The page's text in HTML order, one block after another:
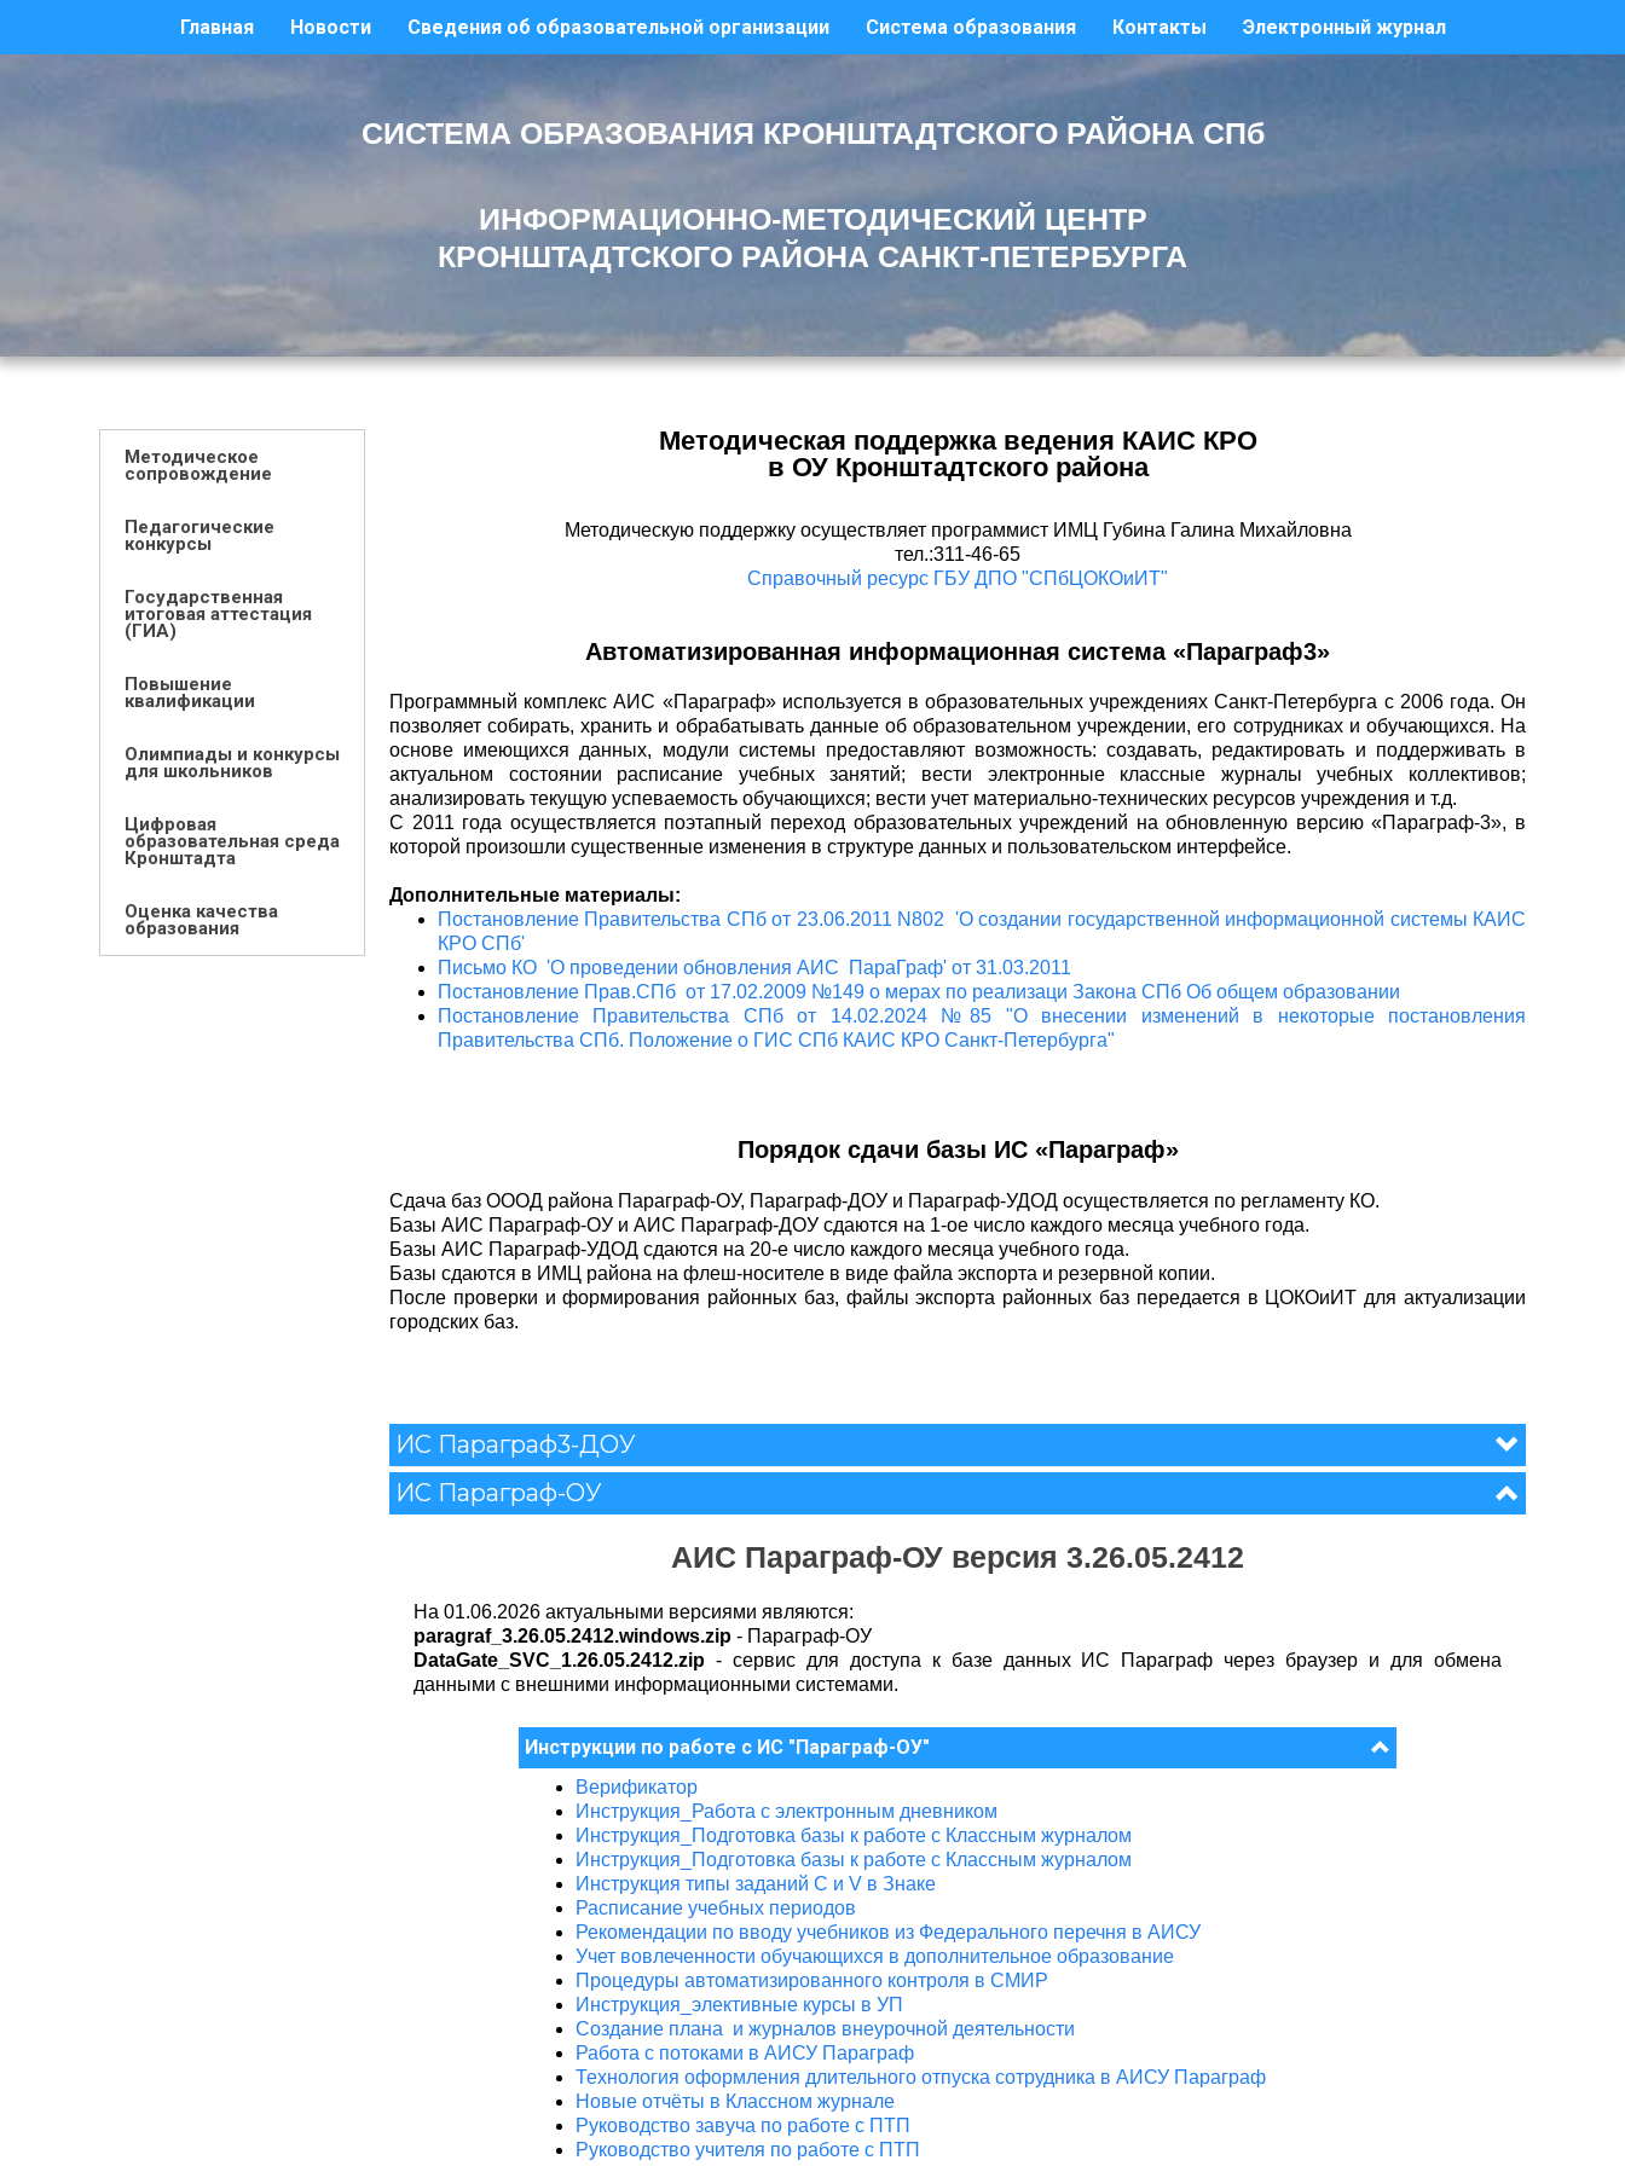
Главная Новости Сведения об образовательной организации Система образования Контакты Электронный журнал
СИСТЕМА ОБРАЗОВАНИЯ КРОНШТАДТСКОГО РАЙОНА СПб
ИНФОРМАЦИОННО-МЕТОДИЧЕСКИЙ ЦЕНТР
КРОНШТАДТСКОГО РАЙОНА САНКТ-ПЕТЕРБУРГА
Методическое
сопровождение
Педагогические
конкурсы
Государственная
итоговая аттестация
(ГИА)
Повышение
квалификации
Олимпиады и конкурсы
для школьников
Цифровая
образовательная среда
Кронштадта
Оценка качества
образования
Методическая поддержка ведения КАИС КРО
в ОУ Кронштадтского района
Методическую поддержку осуществляет программист ИМЦ Губина Галина Михайловна
тел.:311-46-65
Справочный ресурс ГБУ ДПО "СПбЦОКОиИТ"
Автоматизированная информационная система «Параграф3»
Программный комплекс АИС «Параграф» используется в образовательных учреждениях Санкт-Петербурга с 2006 года. Он
позволяет собирать, хранить и обрабатывать данные об образовательном учреждении, его сотрудниках и обучающихся. На
основе имеющихся данных, модули системы предоставляют возможность: создавать, редактировать и поддерживать в
актуальном состоянии расписание учебных занятий; вести электронные классные журналы учебных коллективов;
анализировать текущую успеваемость обучающихся; вести учет материально-технических ресурсов учреждения и т.д.
С 2011 года осуществляется поэтапный переход образовательных учреждений на обновленную версию «Параграф-3», в
которой произошли существенные изменения в структуре данных и пользовательском интерфейсе.
Дополнительные материалы:
Постановление Правительства СПб от 23.06.2011 N802 'О создании государственной информационной системы КАИС
КРО СПб'
Письмо КО 'О проведении обновления АИС ПараГраф' от 31.03.2011
Постановление Прав.СПб от 17.02.2009 №149 о мерах по реализаци Закона СПб Об общем образовании
Постановление Правительства СПб от 14.02.2024 №85 "О внесении изменений в некоторые постановления
Правительства СПб. Положение о ГИС СПб КАИС КРО Санкт-Петербурга"
Порядок сдачи базы ИС «Параграф»
Сдача баз ОООД района Параграф-ОУ, Параграф-ДОУ и Параграф-УДОД осуществляется по регламенту КО.
Базы АИС Параграф-ОУ и АИС Параграф-ДОУ сдаются на 1-ое число каждого месяца учебного года.
Базы АИС Параграф-УДОД сдаются на 20-е число каждого месяца учебного года.
Базы сдаются в ИМЦ района на флеш-носителе в виде файла экспорта и резервной копии.
После проверки и формирования районных баз, файлы экспорта районных баз передается в ЦОКОиИТ для актуализации
городских баз.
ИС Параграф3-ДОУ
ИС Параграф-ОУ
АИС Параграф-ОУ версия 3.26.05.2412
На 01.06.2026 актуальными версиями являются:
paragraf_3.26.05.2412.windows.zip - Параграф-ОУ
DataGate_SVC_1.26.05.2412.zip - сервис для доступа к базе данных ИС Параграф через браузер и для обмена
данными с внешними информационными системами.
Инструкции по работе с ИС "Параграф-ОУ"
Верификатор
Инструкция_Работа с электронным дневником
Инструкция_Подготовка базы к работе с Классным журналом
Инструкция_Подготовка базы к работе с Классным журналом
Инструкция типы заданий С и V в Знаке
Расписание учебных периодов
Рекомендации по вводу учебников из Федерального перечня в АИСУ
Учет вовлеченности обучающихся в дополнительное образование
Процедуры автоматизированного контроля в СМИР
Инструкция_элективные курсы в УП
Создание плана и журналов внеурочной деятельности
Работа с потоками в АИСУ Параграф
Технология оформления длительного отпуска сотрудника в АИСУ Параграф
Новые отчёты в Классном журнале
Руководство завуча по работе с ПТП
Руководство учителя по работе с ПТП